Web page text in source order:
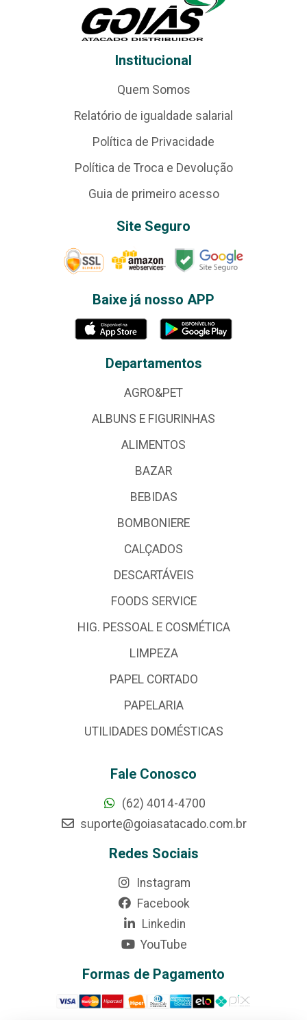
Institucional
Quem Somos
Relatório de igualdade salarial
Política de Privacidade
Política de Troca e Devolução
Guia de primeiro acesso
Site Seguro
Baixe já nosso APP
Departamentos
AGRO&PET
ALBUNS E FIGURINHAS
ALIMENTOS
BAZAR
BEBIDAS
BOMBONIERE
CALÇADOS
DESCARTÁVEIS
FOODS SERVICE
HIG. PESSOAL E COSMÉTICA
LIMPEZA
PAPEL CORTADO
PAPELARIA
UTILIDADES DOMÉSTICAS
Fale Conosco
(62) 4014-4700
suporte@goiasatacado.com.br
Redes Sociais
Instagram
Facebook
Linkedin
YouTube
Formas de Pagamento